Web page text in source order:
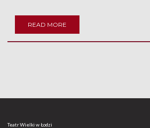
READ MORE
Teatr Wielki w Łodzi